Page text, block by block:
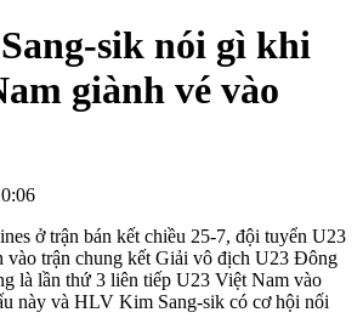
sik nói gì khi
giành vé vào
ở trận bán kết chiều 25-7, đội tuyển U23
vào trận chung kết Giải vô địch U23 Đông
là lần thứ 3 liên tiếp U23 Việt Nam vào
này và HLV Kim Sang-sik có cơ hội nối